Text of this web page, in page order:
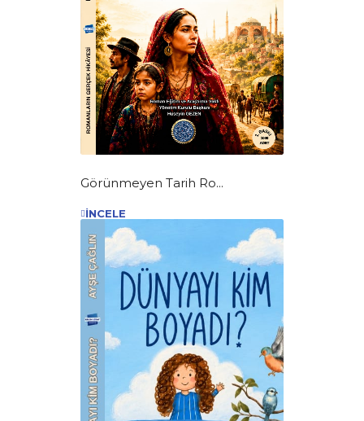
Görünmeyen Tarih Ro...
İNCELE